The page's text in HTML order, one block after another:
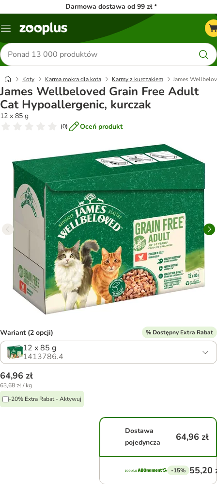
Darmowa dostawa od 99 zł *
Menu
Szukaj
produktów
Koty Karma mokra dla kota Karmy z kurczakiem James
James Wellbeloved Grain Free Adult
Cat Hypoallergenic, kurczak
12 x 85 g
(0) Oceń produkt
Wariant (2 opcji) % Dostępny Extra Rabat
12 x 85 g
1413786.4
64,96 zł
63,68 zł / kg
-20% Extra Rabat - Aktywuj
Dostawa
pojedyncza
64,96 zł
-15% 55,20